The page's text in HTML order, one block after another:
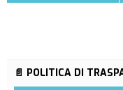
📄 POLITICA DI